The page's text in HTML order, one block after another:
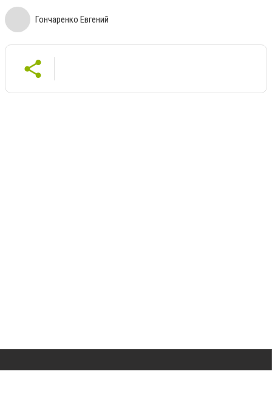
Гончаренко Евгений